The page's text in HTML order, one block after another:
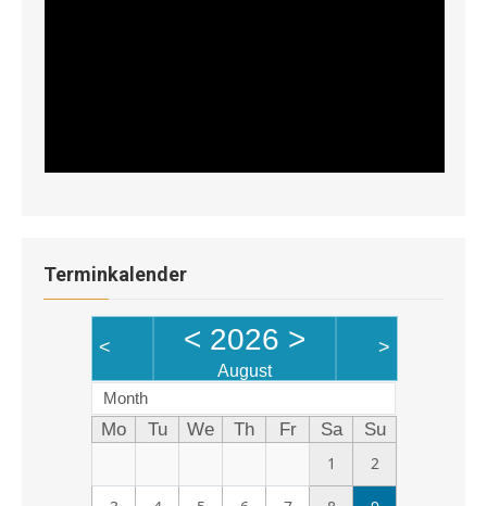
Terminkalender
< < 2026 >
August
>
Month
Mo Tu We Th Fr Sa
Su
1
2